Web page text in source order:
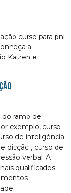
curso para pnl
a
Kaizen e
do ramo de
exemplo, curso
de inteligência
dicção , curso de
verbal. A
qualificados